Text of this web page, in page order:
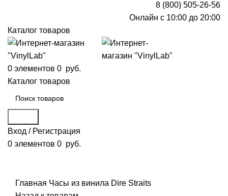
8 (800) 505-26-56
Онлайн с 10:00 до 20:00
Каталог товаров
0 элементов 0 руб.
Каталог товаров
Вход / Регистрация
0 элементов 0 руб.
Главная Часы из винила Dire Straits